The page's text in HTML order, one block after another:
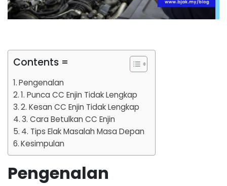
Contents =
Pengenalan
1. Punca CC Enjin Tidak Lengkap
2. Kesan CC Enjin Tidak Lengkap
3. Cara Betulkan CC Enjin
4. Tips Elak Masalah Masa Depan
Kesimpulan
Pengenalan